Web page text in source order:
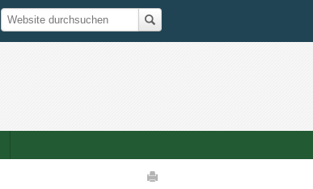
Suche
Website durchsuchen